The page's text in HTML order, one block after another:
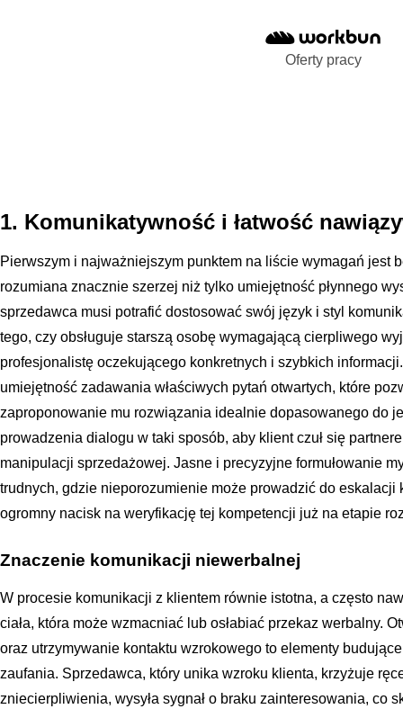
Oferty pracy
1. Komunikatywność i łatwość
Pierwszym i najważniejszym punktem na liście wymagań jest
rozumiana znacznie szerzej niż tylko umiejętność płynnego
sprzedawca musi potrafić dostosować swój język i styl
tego, czy obsługuje starszą osobę wymagającą cierpliwego
profesjonalistę oczekującego konkretnych i szybkich
umiejętność zadawania właściwych pytań otwartych, które
zaproponowanie mu rozwiązania idealnie dopasowanego do
prowadzenia dialogu w taki sposób, aby klient czuł się
manipulacji sprzedażowej. Jasne i precyzyjne formułowanie
trudnych, gdzie nieporozumienie może prowadzić do eskalacji
ogromny nacisk na weryfikację tej kompetencji już na etapie
Znaczenie komunikacji niewerbalnej
W procesie komunikacji z klientem równie istotna, a często
ciała, która może wzmacniać lub osłabiać przekaz werbalny.
oraz utrzymywanie kontaktu wzrokowego to elementy
zaufania. Sprzedawca, który unika wzroku klienta, krzyżuje
zniecierpliwienia, wysyła sygnał o braku zainteresowania, co